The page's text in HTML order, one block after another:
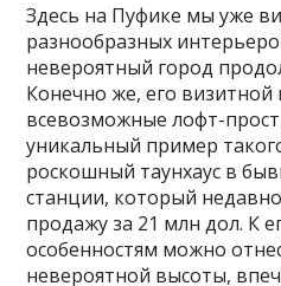
Здесь на Пуфике мы уже
разнообразных
невероятный город
Конечно же, его визитной
всевозможные лофт-
уникальный пример
роскошный таунхаус в
станции, который
продажу за 21 млн дол. К
особенностям можно
невероятной высоты,